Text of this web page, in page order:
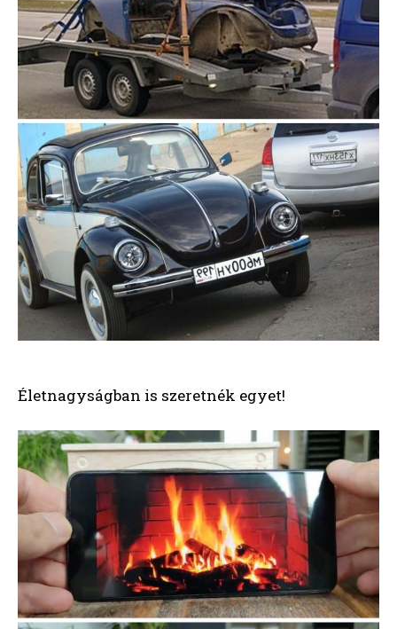
Életnagyságban is szeretnék egyet!